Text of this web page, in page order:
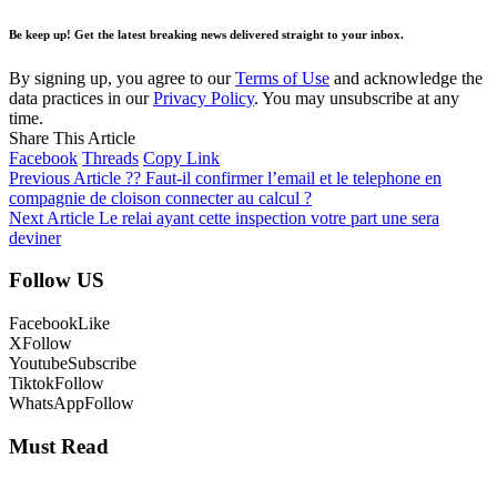
Be keep up! Get the latest breaking news delivered straight to your inbox.
By signing up, you agree to ourTerms of Use and acknowledge the
data practices in ourPrivacy Policy. You may unsubscribe at any
time.
Share This Article
Facebook Threads Copy Link
Previous Article ?? Faut-il confirmer l’email et le telephone en
compagnie de cloison connecter au calcul ?
Next Article Le relai ayant cette inspection votre part une sera
deviner
Follow US
FacebookLike
XFollow
YoutubeSubscribe
TiktokFollow
WhatsAppFollow
Must Read